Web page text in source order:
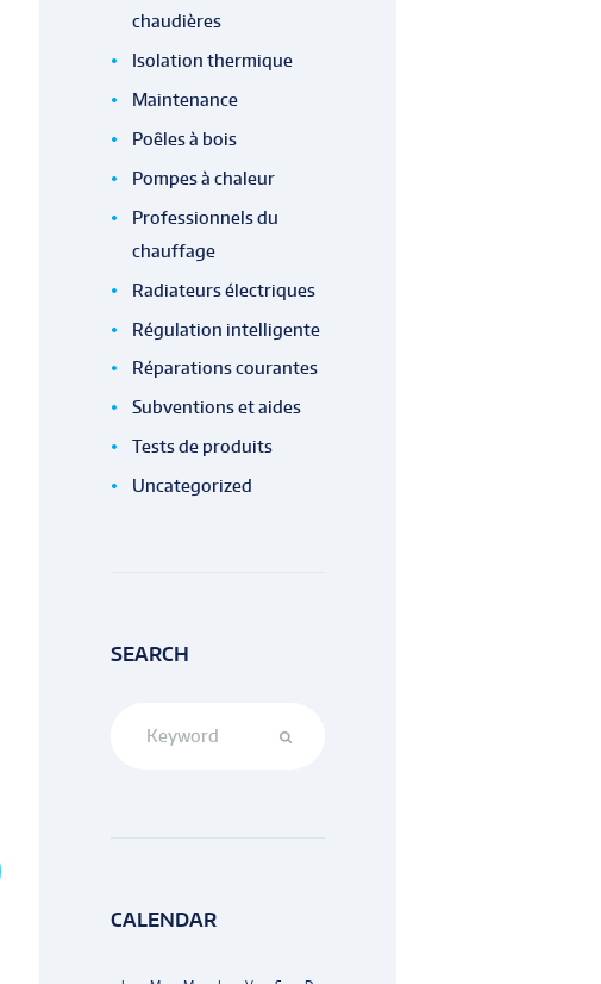
chaudières
Isolation thermique
Maintenance
Poêles à bois
Pompes à chaleur
Professionnels du
chauffage
Radiateurs électriques
Régulation intelligente
Réparations courantes
Subventions et aides
Tests de produits
Uncategorized
SEARCH
CALENDAR